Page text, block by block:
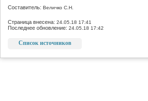
Составитель: Величко С.Н.
Страница внесена: 24.05.18 17:41
Последнее обновление: 24.05.18 17:42
Список источников